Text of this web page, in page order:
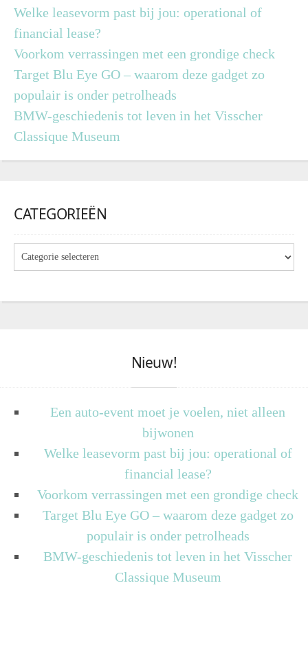
Welke leasevorm past bij jou: operational of
financial lease?
Voorkom verrassingen met een grondige check
Target Blu Eye GO – waarom deze gadget zo
populair is onder petrolheads
BMW-geschiedenis tot leven in het Visscher
Classique Museum
CATEGORIEËN
Nieuw!
Een auto-event moet je voelen, niet alleen
bijwonen
Welke leasevorm past bij jou: operational of
financial lease?
Voorkom verrassingen met een grondige check
Target Blu Eye GO – waarom deze gadget zo
populair is onder petrolheads
BMW-geschiedenis tot leven in het Visscher
Classique Museum